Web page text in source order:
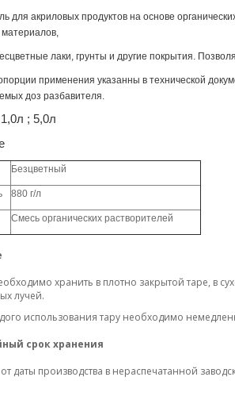
для акриловых продуктов на основе
лаки, грунты и другие покрытия.
применения указанны в технической
доз разбавителя.
; 5,0л
Безцветный
880 г/л
Смесь органических растворителей
хранить в плотно закрытой таре, в
лучей.
использования тару необходимо
срок хранения
даты производства в нераспечатанной